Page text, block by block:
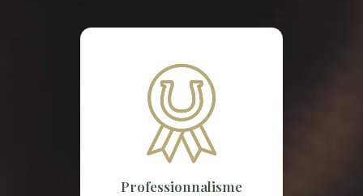
Professionnalisme